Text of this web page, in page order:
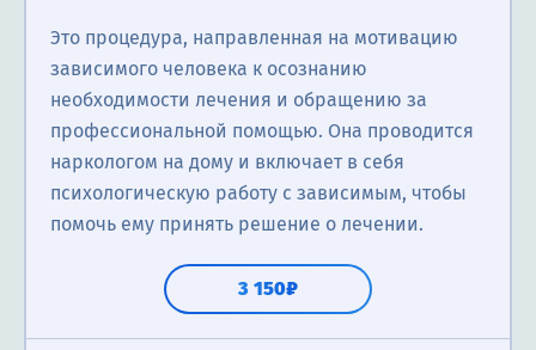
Это процедура, направленная на мотивацию
зависимого человека к осознанию
необходимости лечения и обращению за
профессиональной помощью. Она проводится
наркологом на дому и включает в себя
психологическую работу с зависимым, чтобы
помочь ему принять решение о лечении.
3 150₽